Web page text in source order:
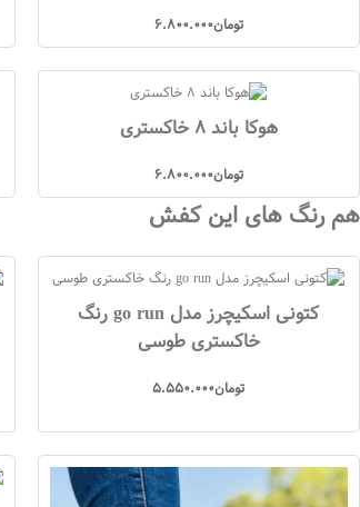
تومان6.800.000
هوکا باند 8 خاکستری
تومان6.800.000
هم رنگ های این کفش
کتونی اسکیچرز مدل go run رنگ
خاکستری طوسی
تومان5.550.000